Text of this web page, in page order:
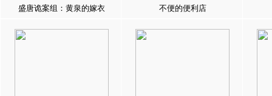
盛唐诡案组：黄泉的嫁衣 不便的便利店